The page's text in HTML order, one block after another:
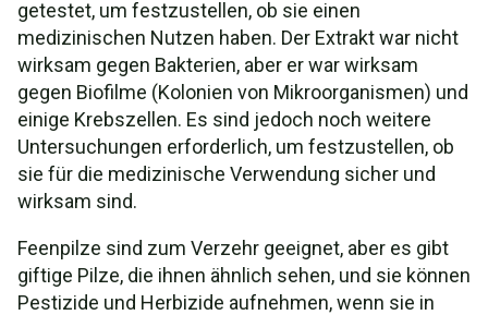
getestet, um festzustellen, ob sie einen
medizinischen Nutzen haben. Der Extrakt war nicht
wirksam gegen Bakterien, aber er war wirksam
gegen Biofilme (Kolonien von Mikroorganismen) und
einige Krebszellen. Es sind jedoch noch weitere
Untersuchungen erforderlich, um festzustellen, ob
sie für die medizinische Verwendung sicher und
wirksam sind.
Feenpilze sind zum Verzehr geeignet, aber es gibt
giftige Pilze, die ihnen ähnlich sehen, und sie können
Pestizide und Herbizide aufnehmen, wenn sie in